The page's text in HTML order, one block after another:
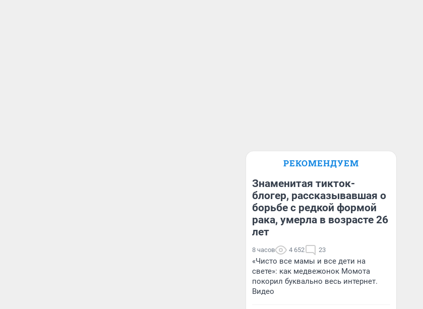
РЕКОМЕНДУЕМ
Знаменитая тикток-
блогер, рассказывавшая о
борьбе с редкой формой
рака, умерла в возрасте 26
лет
8 часов 4 652 23
«Чисто все мамы и все дети на
свете»: как медвежонок Момота
покорил буквально весь интернет.
Видео